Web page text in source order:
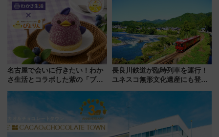
「いつから何が変わるか」徹底
解説！
名古屋で会いに行きたい！わか
さ生活とコラボした紫の「ブル
長良川鉄道が臨時列車を運行！
ユネスコ無形文化遺産にも登録